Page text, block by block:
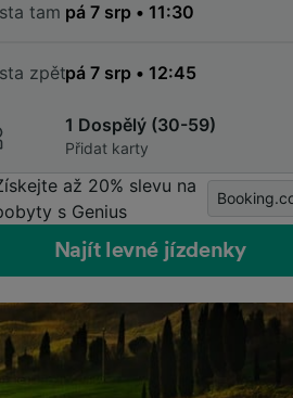
tam
zpět
1 Dospělý (30-59)
Přidat karty
až 20% slevu na
s Genius
Najít levné jízdenky